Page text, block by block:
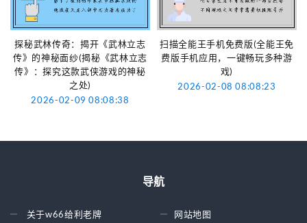
探秘武林传奇：揭开《武林立志
传》的神秘面纱(揭秘《武林立志
传》：探究这款武侠游戏的神秘
之处)
2026-02-09 08:08:38
扫描全能王手机免费版(全能王免
费版手机应用，一键畅玩多种游
戏)
2026-02-08 08:08:23
导航
关于w66给利老牌
网站地图